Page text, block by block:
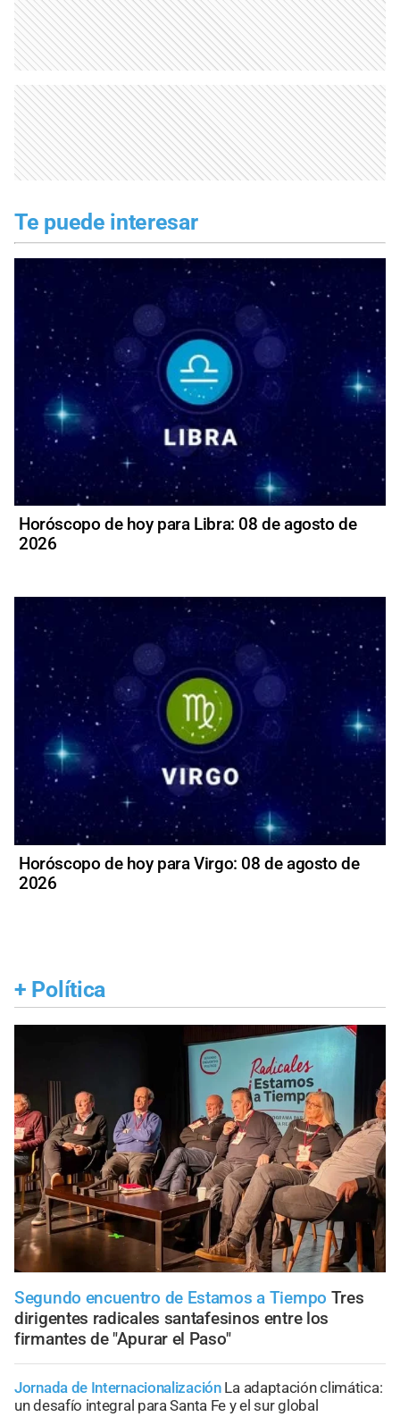
Te puede interesar
Horóscopo de hoy para Libra: 08 de agosto de
2026
Horóscopo de hoy para Virgo: 08 de agosto de
2026
+ Política
Segundo encuentro de Estamos a Tiempo Tres
dirigentes radicales santafesinos entre los
firmantes de "Apurar el Paso"
Jornada de Internacionalización La adaptación climática:
un desafío integral para Santa Fe y el sur global